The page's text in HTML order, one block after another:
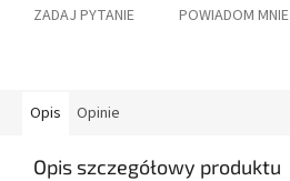
ZADAJ PYTANIE POWIADOM MNIE
Opis Opinie
Opis szczegółowy produktu